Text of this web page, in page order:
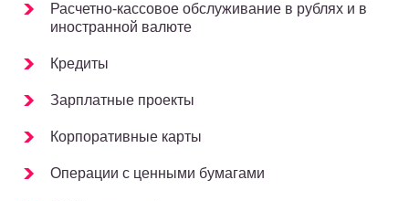
Расчетно-кассовое обслуживание в рублях и в
иностранной валюте
Кредиты
Зарплатные проекты
Корпоративные карты
Операции с ценными бумагами